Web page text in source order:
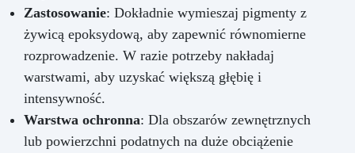
Zastosowanie: Dokładnie wymieszaj pigmenty z
żywicą epoksydową, aby zapewnić równomierne
rozprowadzenie. W razie potrzeby nakładaj
warstwami, aby uzyskać większą głębię i
intensywność.
Warstwa ochronna: Dla obszarów zewnętrznych
lub powierzchni podatnych na duże obciążenie